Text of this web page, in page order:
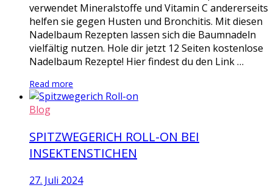
verwendet Mineralstoffe und Vitamin C andererseits
helfen sie gegen Husten und Bronchitis. Mit diesen
Nadelbaum Rezepten lassen sich die Baumnadeln
vielfältig nutzen. Hole dir jetzt 12 Seiten kostenlose
Nadelbaum Rezepte! Hier findest du den Link …
Read more
Blog
SPITZWEGERICH ROLL-ON BEI
INSEKTENSTICHEN
27. Juli 2024